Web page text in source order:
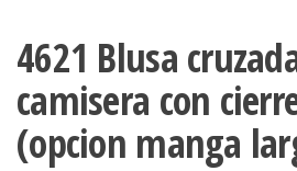
4621 Blusa
camisera con
(opcion manga